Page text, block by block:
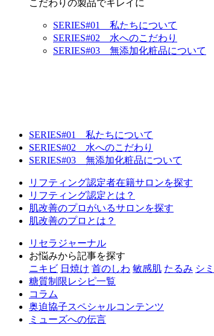
こだわりの製品でキレイに
SERIES#01 私たちについて
SERIES#02 水へのこだわり
SERIES#03 無添加化粧品について
SERIES#01 私たちについて
SERIES#02 水へのこだわり
SERIES#03 無添加化粧品について
リフティング認定者在籍サロンを探す
リフティング認定とは？
肌改善のプロがいるサロンを探す
肌改善のプロとは？
リセラジャーナル
お悩みから記事を探す
ニキビ 日焼け 首のしわ 敏感肌 たるみ シミ
糖質制限レシピ一覧
コラム
奥迫協子スペシャルコンテンツ
ミューズへの伝言